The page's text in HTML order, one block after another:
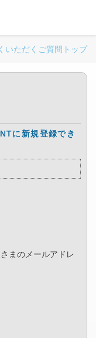
いただくご質問トップ
に新規登録でき
まのメールアドレ